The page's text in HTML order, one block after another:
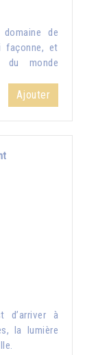
de
façonne, et
du monde
Ajouter
d’arriver à
la lumière